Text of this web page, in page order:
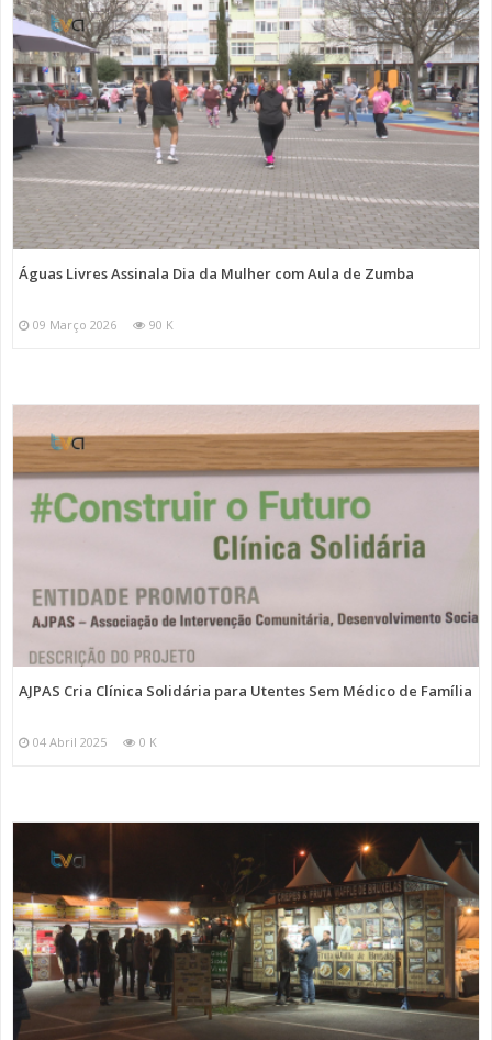
Águas Livres Assinala Dia da Mulher com Aula de Zumba
09 Março 2026 90 K
AJPAS Cria Clínica Solidária para Utentes Sem Médico de Família
04 Abril 2025 0 K